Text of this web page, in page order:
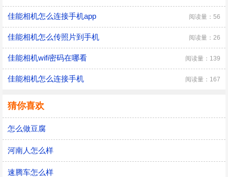
佳能相机怎么连接手机app 阅读量：56
佳能相机怎么传照片到手机 阅读量：26
佳能相机wifi密码在哪看 阅读量：139
佳能相机怎么连接手机 阅读量：167
猜你喜欢
怎么做豆腐
河南人怎么样
速腾车怎么样